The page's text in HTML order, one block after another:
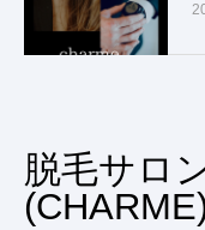
脱毛サロ